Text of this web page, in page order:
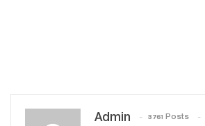
Admin 3761 Posts